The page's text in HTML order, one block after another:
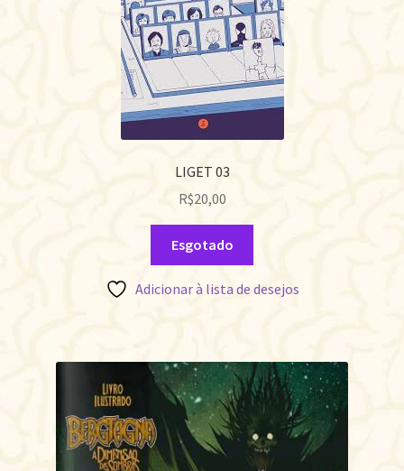
LIGET 03
R$20,00
Esgotado
Adicionar à lista de desejos